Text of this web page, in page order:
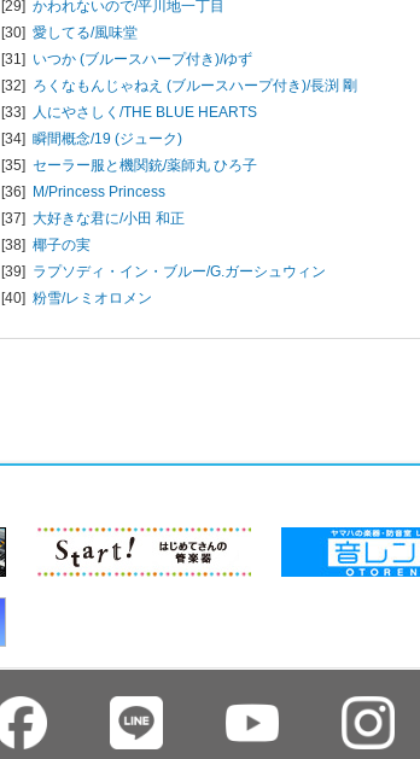
[29] かわれないので/平川地一丁目
[30] 愛してる/風味堂
[31] いつか (ブルースハープ付き)/ゆず
[32] ろくなもんじゃねえ (ブルースハープ付き)/長渕 剛
[33] 人にやさしく/THE BLUE HEARTS
[34] 瞬間概念/19 (ジューク)
[35] セーラー服と機関銃/薬師丸 ひろ子
[36] M/Princess Princess
[37] 大好きな君に/小田 和正
[38] 椰子の実
[39] ラプソディ・イン・ブルー/G.ガーシュウィン
[40] 粉雪/レミオロメン